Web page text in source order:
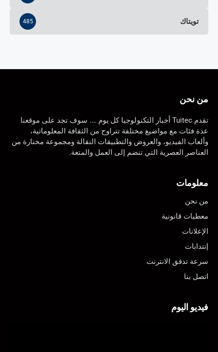
تويتاك 485
من نحن
تقدم Tuitec أخبار التكنولوجيا كل يوم …. سوف تجد على موقعنا
عدة فئات مع مواضيع مختلفة تتراوح من الثقافة المعلوماتية،
وألعاب الفيديو، والعروض والتطبيقات النقالة ومجموعة مختارة من
العناصر العصرية التي تنضم إلى العمل والمتعة.
معلومات
من نحن
معطيات قانونية
الإعلانات
إنتدابات
سرعة تدفق الانترنت
اتصل بنا
فيديو اليوم